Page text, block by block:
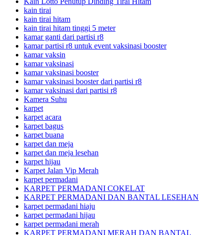
kain tirai
kain tirai hitam
kain tirai hitam tinggi 5 meter
kamar ganti dari partisi r8
kamar partisi r8 untuk event vaksinasi booster
kamar vaksin
kamar vaksinasi
kamar vaksinasi booster
kamar vaksinasi booster dari partisi r8
kamar vaksinasi dari partisi r8
Kamera Suhu
karpet
karpet acara
karpet bagus
karpet buana
karpet dan meja
karpet dan meja lesehan
karpet hijau
Karpet Jalan Vip Merah
karpet permadani
KARPET PERMADANI COKELAT
KARPET PERMADANI DAN BANTAL LESEHAN
karpet permadani hiaju
karpet permadani hijau
karpet permadani merah
KARPET PERMADANI MERAH DAN BANTAL